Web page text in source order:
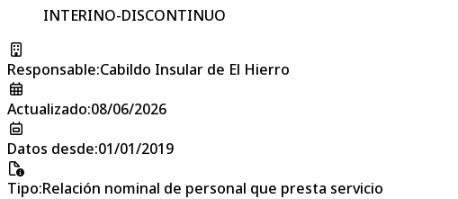
INTERINO-DISCONTINUO
Responsable:Cabildo Insular de El Hierro
Actualizado:08/06/2026
Datos desde:01/01/2019
Tipo:Relación nominal de personal que presta servicio